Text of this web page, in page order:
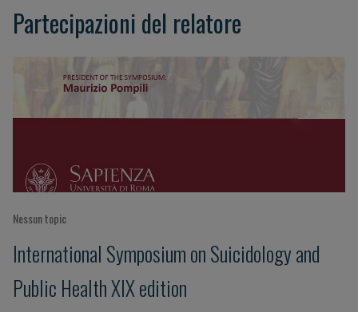
Partecipazioni del relatore
Nessun topic
International Symposium on Suicidology and
Public Health XIX edition